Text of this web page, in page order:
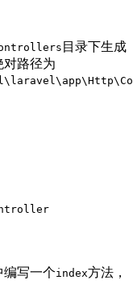
目录下生成
对路径为
编写一个index方法，